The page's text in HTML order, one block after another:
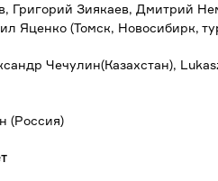
Григорий Зиякаев, Дмитрий
Яценко (Томск, Новосибирк,
Чечулин(Казахстан),
(Россия)